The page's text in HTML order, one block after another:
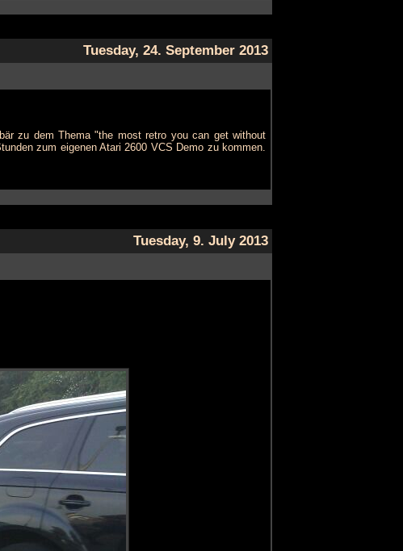
Tuesday, 24. September 2013
zu dem Thema "the most retro you can get without
zum eigenen Atari 2600 VCS Demo zu kommen.
Tuesday, 9. July 2013